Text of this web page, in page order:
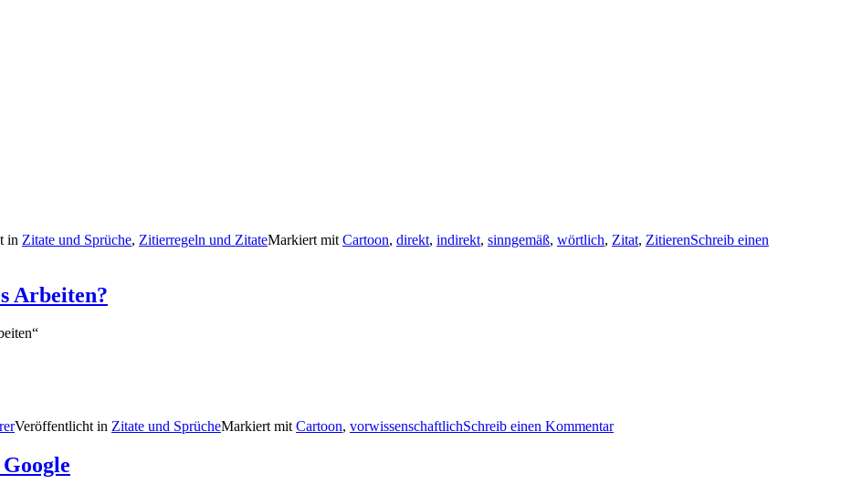
in Zitate und Sprüche, Zitierregeln und ZitateMarkiert mit Cartoon, direkt, indirekt, sinngemäß, wörtlich, Zitat, ZitierenSchreib einen
Arbeiten?
Veröffentlicht in Zitate und SprücheMarkiert mitCartoon, vorwissenschaftlichSchreib einen Kommentar